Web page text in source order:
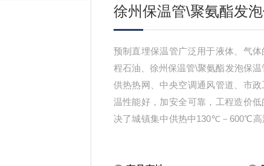
徐州保温管\聚氨酯发
预制直埋保温管广泛用于液体、气
程石油、徐州保温管\聚氨酯发泡保
供热热网、中央空调通风管道、市
温性能好，加安全可靠，工程造价
决了城镇集中供热中130℃－600℃高